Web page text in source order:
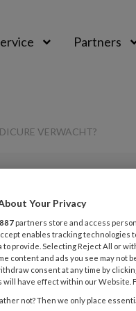
Partners
VERWACHT?
Opslaan
als
Your Privacy
887 partners store and access
enables tracking technologies
to provide. Selecting Reject All or
content and ads you see may not
consent at any time by
will have effect within our Website.
not? Then we only place